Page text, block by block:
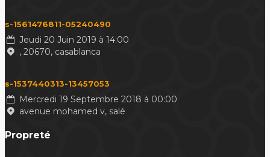
s-1561476811-05240490
Jeudi 20 Juin 2019 à 14:00
, 20670, casablanca
s-1537440313-13457053
Mercredi 19 Septembre 2018 à 00:00
avenue mohamed v, salé
Propreté